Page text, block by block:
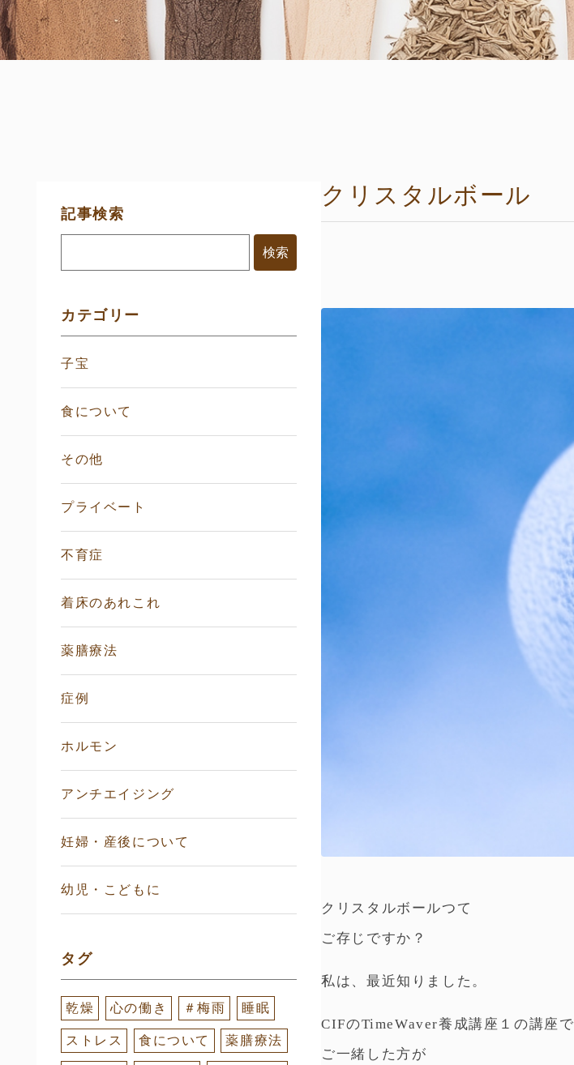
クリスタルボール
クリスタルボールつて
ご存じですか？
私は、最近知りました。
CIFのTimeWaver養成講座１の講座で
ご一緒した方が
サ
ニ
記事検索
カテゴリー
子宝
食について
その他
プライベート
不育症
着床のあれこれ
薬膳療法
症例
ホルモン
アンチエイジング
妊婦・産後について
幼児・こどもに
タグ
乾燥 心の働き ＃梅雨 睡眠
ストレス 食について 薬膳療法